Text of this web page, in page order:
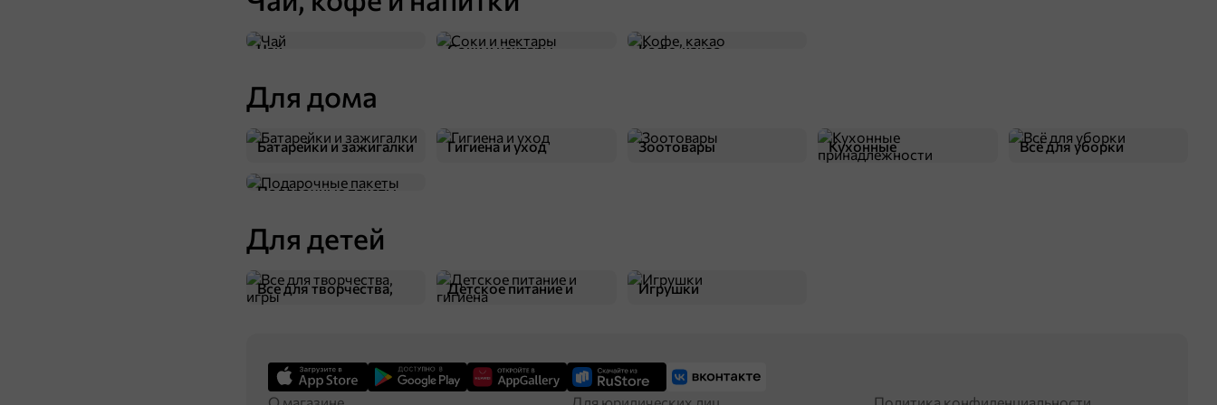
13,8 ₽ 13,8 ₽
Чай Соки и нектары Кофе, какао
Для дома
Батарейки и зажигалки Гигиена и уход Зоотовары
Кухонные
Всё для уборки
Подарочные пакеты
Для детей
Все для творчества,
игры
Детское питание и
Игрушки